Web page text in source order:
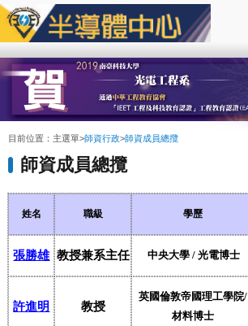
:::
目前位置： 主選單>師資行政>師資成員總攬
師資成員總攬
姓名 職級 學歷
張勝雄 教授兼系主任 中央大學 /光電博士
許進明 教授
英國倫敦帝國理工學院/
材料博士